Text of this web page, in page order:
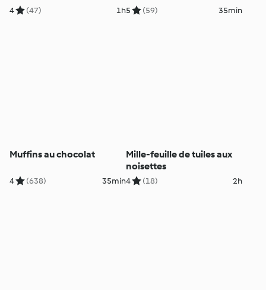
4 (47) 1h5 (59) 35min
Muffins au chocolat
4 (638) 35min
Mille-feuille de tuiles aux
noisettes
4 (18) 2h